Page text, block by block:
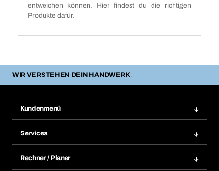
entweichen können. Hier findest du die richtigen
Produkte dafür.
WIR VERSTEHEN DEIN HANDWERK.
Kundenmenü
Rechnungen
Services
Rechner / Planer